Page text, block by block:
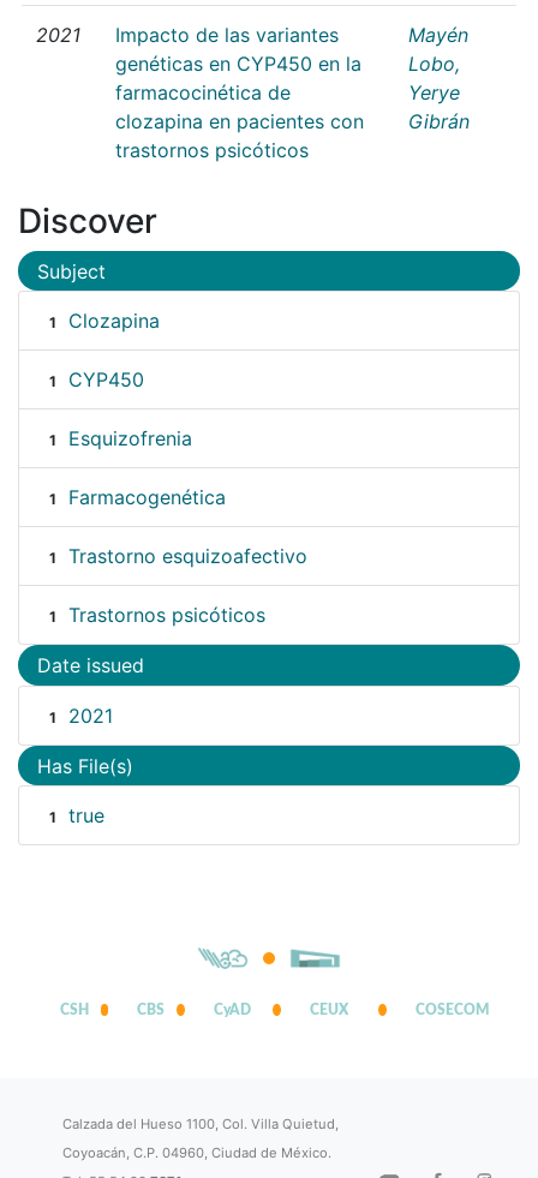
2021
Impacto de las variantes
genéticas en CYP450 en la
farmacocinética de
clozapina en pacientes con
trastornos psicóticos
Mayén
Lobo,
Yerye
Gibrán
Discover
Subject
1 Clozapina
1 CYP450
1 Esquizofrenia
1 Farmacogenética
1 Trastorno esquizoafectivo
1 Trastornos psicóticos
Date issued
1 2021
Has File(s)
1 true
CSH CBS CyAD CEUX COSECOM
Calzada del Hueso 1100, Col. Villa Quietud,
Coyoacán, C.P. 04960, Ciudad de México.